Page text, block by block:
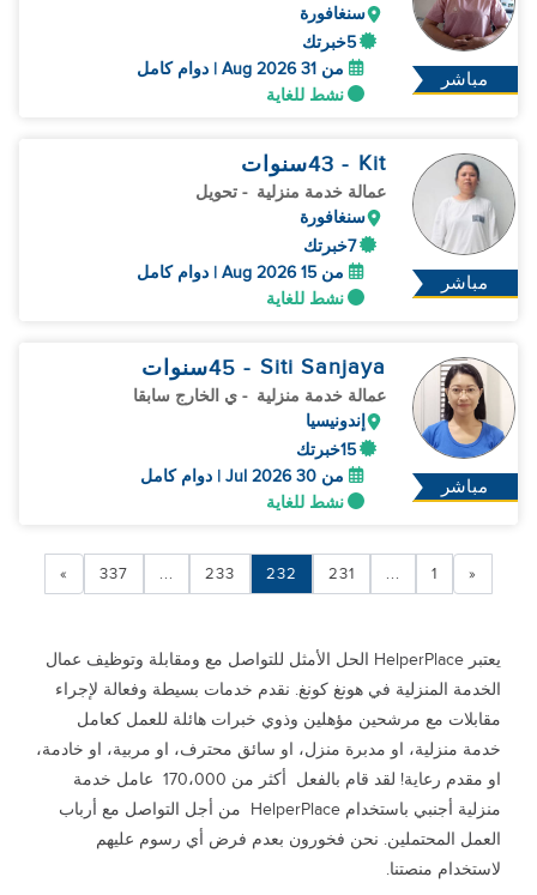
مباشر
سنغافورة
5خبرتك
من 31 Aug 2026 | دوام كامل
نشط للغاية
مباشر
Kit
- 43 سنوات
عمالة خدمة منزلية - تحويل
سنغافورة
7خبرتك
من 15 Aug 2026 | دوام كامل
نشط للغاية
مباشر
Siti Sanjaya
- 45 سنوات
عمالة خدمة منزلية - ي الخارج سابقا
إندونيسيا
15خبرتك
من 30 Jul 2026 | دوام كامل
نشط للغاية
«
1
...
231
232
233
...
337
»
يعتبر HelperPlace الحل الأمثل للتواصل مع ومقابلة وتوظيف عمال
الخدمة المنزلية في هونغ كونغ. نقدم خدمات بسيطة وفعالة لإجراء
مقابلات مع مرشحين مؤهلين وذوي خبرات هائلة للعمل كعامل
خدمة منزلية، او مدبرة منزل، او سائق محترف، او مربية، او خادمة،
او مقدم رعاية! لقد قام بالفعل أكثر من 170،000 عامل خدمة
منزلية أجنبي باستخدام HelperPlace من أجل التواصل مع أرباب
العمل المحتملين. نحن فخورون بعدم فرض أي رسوم عليهم
لاستخدام منصتنا.